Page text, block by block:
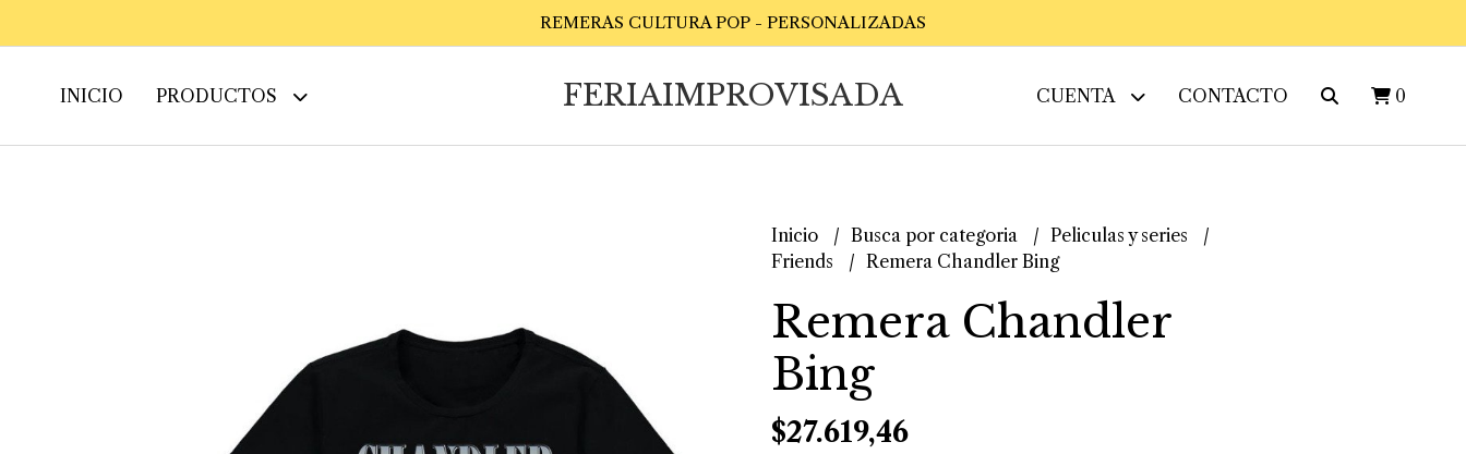
REMERAS CULTURA POP - PERSONALIZADAS
INICIO PRODUCTOS FERIAIMPROVISADA CUENTA CONTACTO 0
Inicio Busca por categoria
Peliculas y series
Friends
Remera Chandler Bing
Remera Chandler
Bing
$27.619,46